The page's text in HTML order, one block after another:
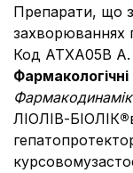
Препарати, що
захворюваннях
Код АТХА05В А.
ЛІОЛІВ-БІОЛІК®